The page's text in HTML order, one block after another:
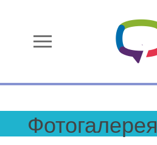
menu
Фотогалерея